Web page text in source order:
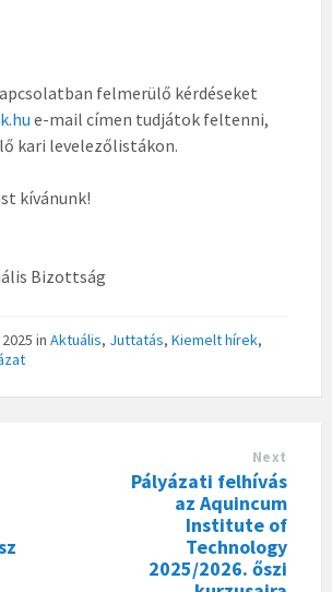
felmerülő kérdéseket
e-mail címen tudjátok feltenni,
kari levelezőlistákon.
kívánunk!
Bizottság
in Aktuális, Juttatás, Kiemelt hírek,
Next
Pályázati felhívás
az Aquincum
Institute of
Technology
2025/2026. őszi